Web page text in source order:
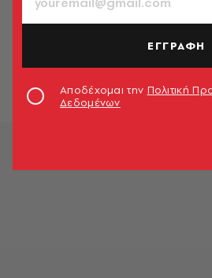
CELEBRITIES
Χρύσανθος
Ζαΐρα, το
ΕΓΓΡΑΦΗ
Αποδέχομαι την Πολιτική
Δεδομένων